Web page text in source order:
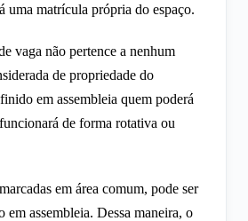
uma matrícula própria do espaço.
vaga não pertence a nenhum
de propriedade do
em assembleia quem poderá
de forma rotativa ou
em área comum, pode ser
em assembleia. Dessa maneira, o